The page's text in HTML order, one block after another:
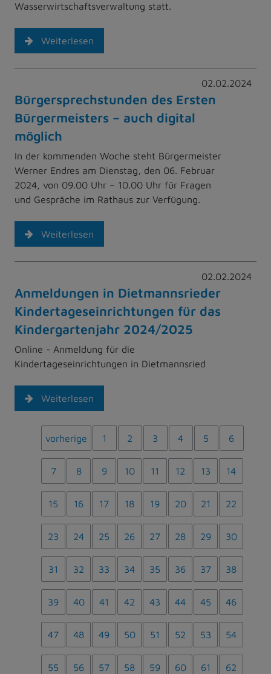
Wasserwirtschaftsverwaltung statt.
Weiterlesen
02.02.2024
Bürgersprechstunden des Ersten
Bürgermeisters – auch digital
möglich
In der kommenden Woche steht Bürgermeister
Werner Endres am Dienstag, den 06. Februar
2024, von 09.00 Uhr – 10.00 Uhr für Fragen
und Gespräche im Rathaus zur Verfügung.
Weiterlesen
02.02.2024
Anmeldungen in Dietmannsrieder
Kindertageseinrichtungen für das
Kindergartenjahr 2024/2025
Online - Anmeldung für die
Kindertageseinrichtungen in Dietmannsried
Weiterlesen
vorherige 1 2 3 4 5 6
7 8 9 10 11 12 13 14
15 16 17 18 19 20 21 22
23 24 25 26 27 28 29 30
31 32 33 34 35 36 37 38
39 40 41 42 43 44 45 46
47 48 49 50 51 52 53 54
55 56 57 58 59 60 61 62